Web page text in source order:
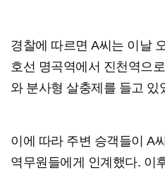
경찰에 따르면 A씨는 이날
호선 명곡역에서 진천역으
와 분사형 살충제를 들고 있
이에 따라 주변 승객들이 A
역무원들에게 인계했다. 이